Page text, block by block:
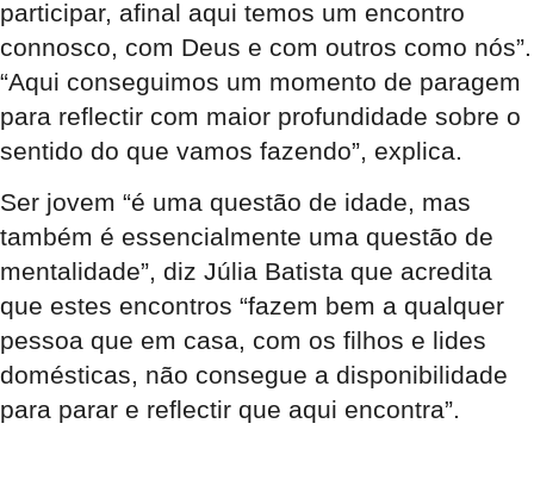
participar, afinal aqui temos um encontro
connosco, com Deus e com outros como nós”.
“Aqui conseguimos um momento de paragem
para reflectir com maior profundidade sobre o
sentido do que vamos fazendo”, explica.
Ser jovem “é uma questão de idade, mas
também é essencialmente uma questão de
mentalidade”, diz Júlia Batista que acredita
que estes encontros “fazem bem a qualquer
pessoa que em casa, com os filhos e lides
domésticas, não consegue a disponibilidade
para parar e reflectir que aqui encontra”.